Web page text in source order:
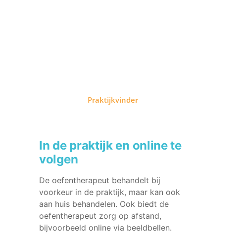
Praktijkvinder
In de praktijk en online te
volgen
De oefentherapeut behandelt bij
voorkeur in de praktijk, maar kan ook
aan huis behandelen. Ook biedt de
oefentherapeut zorg op afstand,
bijvoorbeeld online via beeldbellen.